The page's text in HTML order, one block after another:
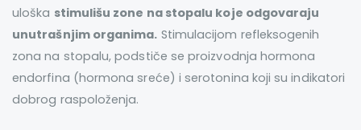
uloška stimulišu zone na stopalu koje odgovaraju
unutrašnjim organima. Stimulacijom refleksogenih
zona na stopalu, podstiče se proizvodnja hormona
endorfina (hormona sreće) i serotonina koji su indikatori
dobrog raspoloženja.